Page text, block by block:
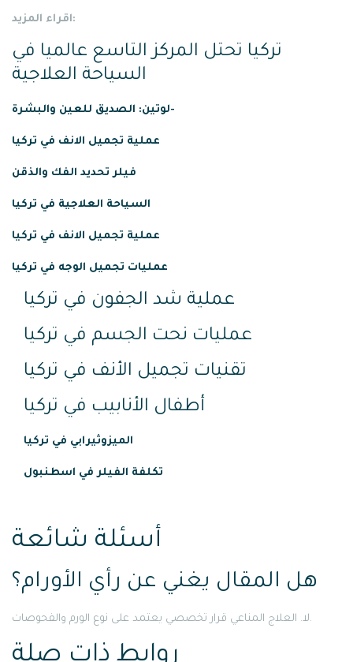
اقراء المزيد:
تركيا تحتل المركز التاسع عالميا في
السياحة العلاجية
لوتين: الصديق للعين والبشرة-
عملية تجميل الانف في تركيا
فيلر تحديد الفك والذقن
السياحة العلاجية في تركيا
عملية تجميل الانف في تركيا
عمليات تجميل الوجه في تركيا
عملية شد الجفون في تركيا
عمليات نحت الجسم في تركيا
تقنيات تجميل الأنف في تركيا
أطفال الأنابيب في تركيا
الميزوثيرابي في تركيا
تكلفة الفيلر في اسطنبول
أسئلة شائعة
هل المقال يغني عن رأي الأورام؟
لا. العلاج المناعي قرار تخصصي يعتمد على نوع الورم والفحوصات.
روابط ذات صلة